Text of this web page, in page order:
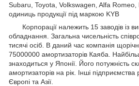
Subaru, Toyota, Volkswagen, Alfa Romeo,
одиниць продукції під маркою KYB
Корпорації належить 15 заводів із
обладнання. Загальна чисельність
тисячі осіб. В даний час компанія
75000000 амортизаторів Каяба.
знаходиться у Японії. Його потужність
амортизаторів на рік. Інші
Європі та Азії.